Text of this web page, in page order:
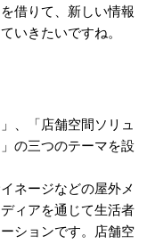
借りて、新しい情報
いきたいですね。
、「店舗空間ソリュ
の三つのテーマを設
ネージなどの屋外メ
ィアを通じて生活者
ションです。店舗空